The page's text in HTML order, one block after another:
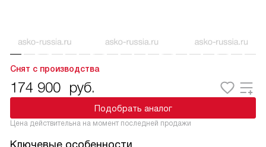
Снят с производства
174 900 руб.
Подобрать аналог
Цена действительна на момент последней продажи
Ключевые особенности